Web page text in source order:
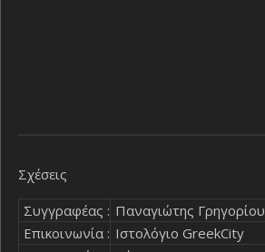
Σχέσεις
Συγγραφέας : Παναγιώτης Γρηγορίου
Επικοινωνία : Ιστολόγιο GreekCity